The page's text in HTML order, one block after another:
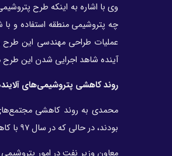
عملیات طراحی مهندسی این طرح
آینده شاهد اجرایی شدن این طرح
روند کاهشی پتروشیمی‌های
بودند، در حالی که در سال ۹۷ با کاهش مجتمع‌های آلاینده از ۵۶ مجتمع ۱۹ مجتمع آلاینده بودند و روند کاهش این مجتمع‌ها ادامه دارد.